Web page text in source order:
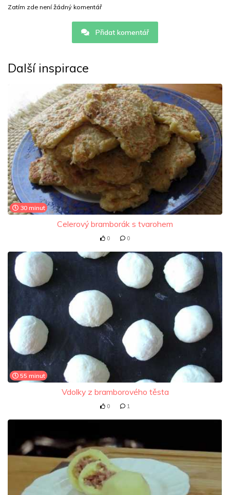
Zatím zde není žádný komentář
Přidat komentář
Další inspirace
30 minut
Celerový bramborák s tvarohem
0 0
55 minut
Vdolky z bramborového těsta
0 1